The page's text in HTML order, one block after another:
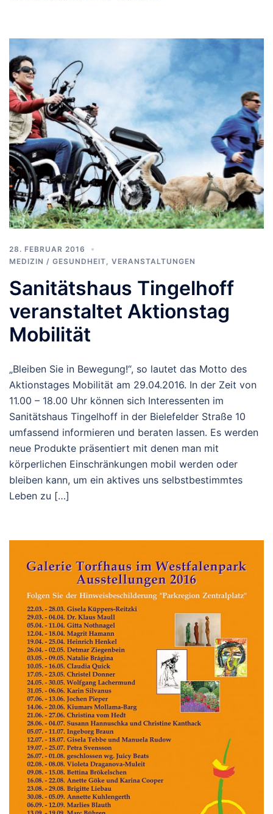
28. FEBRUAR 2016
MEDIZIN / GESUNDHEIT
VERANSTALTUNGEN
Sanitätshaus Tingelhoff
veranstaltet Aktionstag
Mobilität
„Bleiben Sie in Bewegung!“, so lautet das Motto des
Aktionstages Mobilität am 29.04.2016. In der Zeit von
11.00 – 18.00 Uhr können sich Interessenten im
Sanitätshaus Tingelhoff in der Bielefelder Straße 10
umfassend informieren und beraten lassen. Es werden
neue Produkte präsentiert mit denen man mit
körperlichen Einschränkungen mobil werden oder
bleiben kann, um ein aktives uns selbstbestimmtes
Leben zu […]